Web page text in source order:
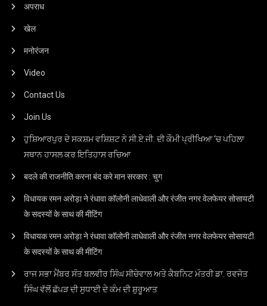
अपराध
खेल
मनोरंजन
Video
Contact Us
Join Us
ਹੁਸ਼ਿਆਰਪੁਰ ਦੇ ਸਕਸ਼ਮ ਵਸ਼ਿਸ਼ਟ ਨੇ ਸੀ.ਏ.ਜੀ. ਦੀ ਕੌਮੀ ਪ੍ਰੀਖਿਆ ‘ਚ ਪਹਿਲਾ
ਸਥਾਨ ਹਾਸਲ ਕਰ ਇਤਿਹਾਸ ਰਚਿਆ
बदले की राजनीति करना बंद करे मान सरकार : चुग
विधायक रमन अरोड़ा ने रंधावा कॉलोनी लाधेवाली और रंजीत नगर वेलफेयर सोसायटी
के सदस्यों के साथ की मीटिंग
विधायक रमन अरोड़ा ने रंधावा कॉलोनी लाधेवाली और रंजीत नगर वेलफेयर सोसायटी
के सदस्यों के साथ की मीटिंग
ਰਾਜ ਸਭਾ ਮੈਂਬਰ ਸੰਤ ਬਲਵੀਰ ਸਿੰਘ ਸੀਚੇਵਾਲ ਅਤੇ ਕੈਬਨਿਟ ਮੰਤਰੀ ਡਾ. ਰਵਜੋਤ
ਸਿੰਘ ਵੱਲੋਂ ਛੱਪੜ ਦੀ ਸੁਧਾਈ ਦੇ ਕੰਮ ਦੀ ਸ਼ੁਰੂਆਤ